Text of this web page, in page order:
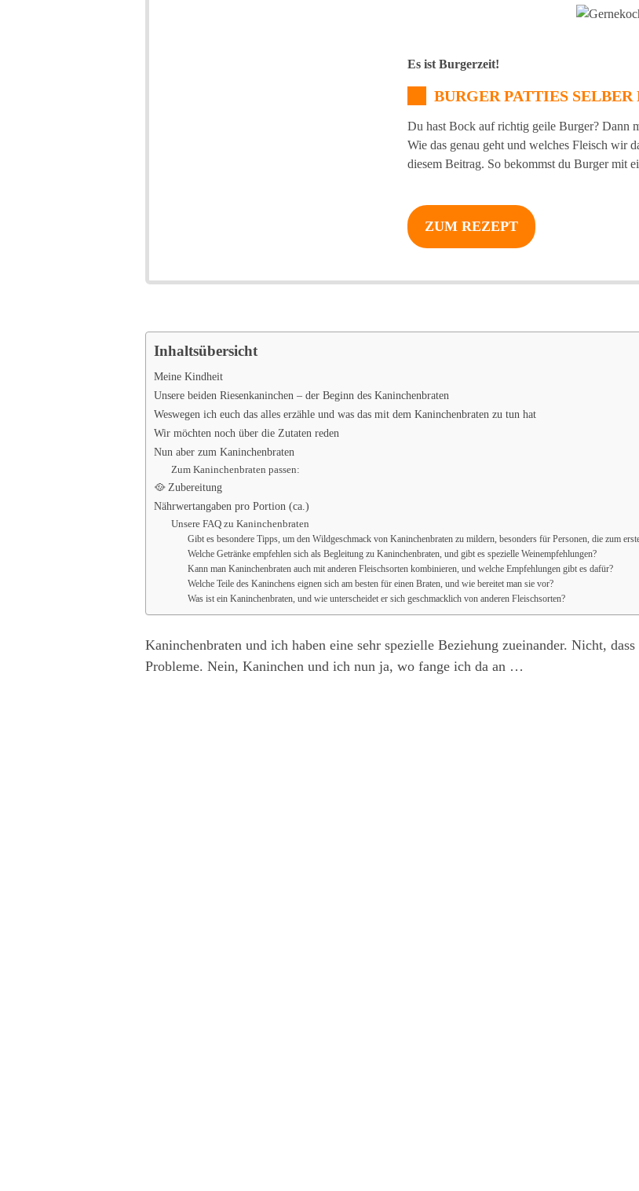
Es ist Burgerzeit!
BURGER PATTIES
Du hast Bock auf richtig geile Burger? Dann
Wie das genau geht und welches Fleisch wir
diesem Beitrag. So bekommst du Burger mit
ZUM REZEPT
Inhaltsübersicht
Meine Kindheit
Unsere beiden Riesenkaninchen – der Beginn des Kaninchenbraten
Weswegen ich euch das alles erzähle und was das mit dem Kaninchenbraten zu tun hat
Wir möchten noch über die Zutaten reden
Nun aber zum Kaninchenbraten
Zum Kaninchenbraten passen:
🥘 Zubereitung
Nährwertangaben pro Portion (ca.)
Unsere FAQ zu Kaninchenbraten
Gibt es besondere Tipps, um den Wildgeschmack von Kaninchenbraten zu mildern, besonders für Personen, die zum
Welche Getränke empfehlen sich als Begleitung zu Kaninchenbraten, und gibt es spezielle Weinempfehlungen?
Kann man Kaninchenbraten auch mit anderen Fleischsorten kombinieren, und welche Empfehlungen gibt es dafür?
Welche Teile des Kaninchens eignen sich am besten für einen Braten, und wie bereitet man sie vor?
Was ist ein Kaninchenbraten, und wie unterscheidet er sich geschmacklich von anderen Fleischsorten?
Kaninchenbraten und ich haben eine sehr spezielle Beziehung zueinander. Nicht,
Probleme. Nein, Kaninchen und ich nun ja, wo fange ich da an …